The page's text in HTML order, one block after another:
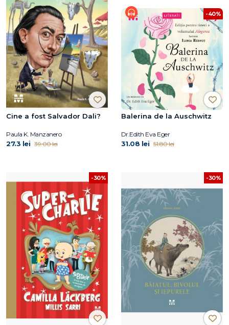
Cine a fost Salvador Dali?
Paula K. Manzanero
27.3 lei 39.00 lei
-40%
Balerina de la Auschwitz
Dr.Edith Eva Eger
31.08 lei 51.80 lei
-30% -30%